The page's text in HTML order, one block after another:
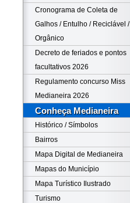
Cronograma de Coleta de
Galhos / Entulho / Reciclável /
Orgânico
Decreto de feriados e pontos
facultativos 2026
Regulamento concurso Miss
Medianeira 2026
Conheça Medianeira
Histórico / Símbolos
Bairros
Mapa Digital de Medianeira
Mapas do Município
Mapa Turístico Ilustrado
Turismo